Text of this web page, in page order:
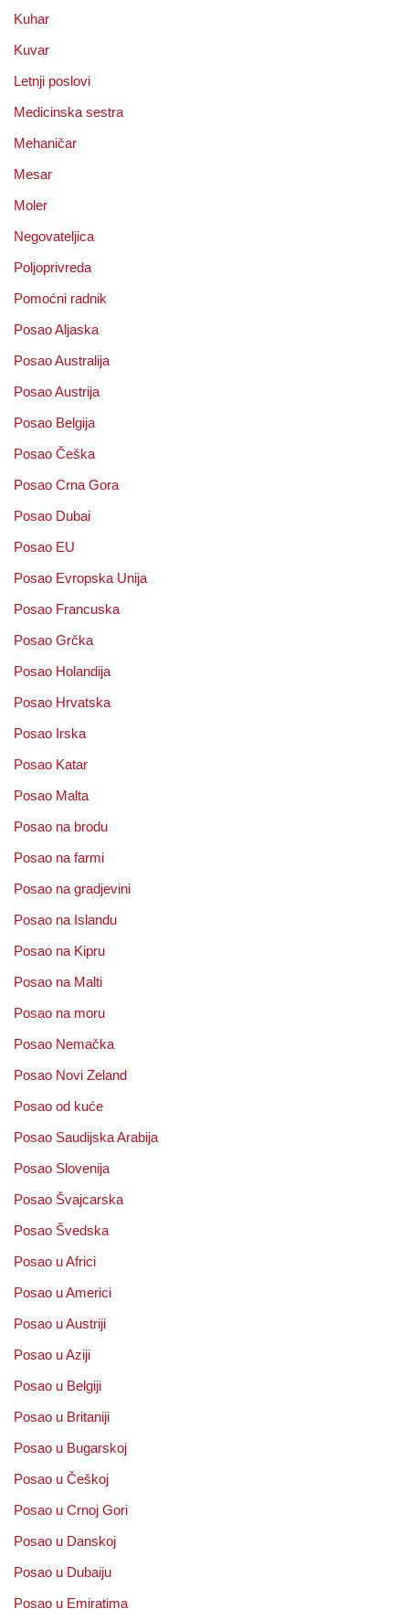
Kuhar
Kuvar
Letnji poslovi
Medicinska sestra
Mehaničar
Mesar
Moler
Negovateljica
Poljoprivreda
Pomoćni radnik
Posao Aljaska
Posao Australija
Posao Austrija
Posao Belgija
Posao Češka
Posao Crna Gora
Posao Dubai
Posao EU
Posao Evropska Unija
Posao Francuska
Posao Grčka
Posao Holandija
Posao Hrvatska
Posao Irska
Posao Katar
Posao Malta
Posao na brodu
Posao na farmi
Posao na gradjevini
Posao na Islandu
Posao na Kipru
Posao na Malti
Posao na moru
Posao Nemačka
Posao Novi Zeland
Posao od kuće
Posao Saudijska Arabija
Posao Slovenija
Posao Švajcarska
Posao Švedska
Posao u Africi
Posao u Americi
Posao u Austriji
Posao u Aziji
Posao u Belgiji
Posao u Britaniji
Posao u Bugarskoj
Posao u Češkoj
Posao u Crnoj Gori
Posao u Danskoj
Posao u Dubaiju
Posao u Emiratima